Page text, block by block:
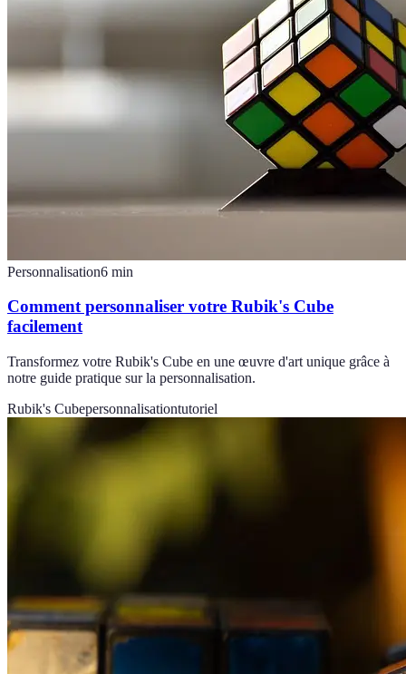
Personnalisation6 min
Comment personnaliser votre Rubik's Cube
facilement
Transformez votre Rubik's Cube en une œuvre d'art unique grâce à
notre guide pratique sur la personnalisation.
Rubik's Cubepersonnalisationtutoriel